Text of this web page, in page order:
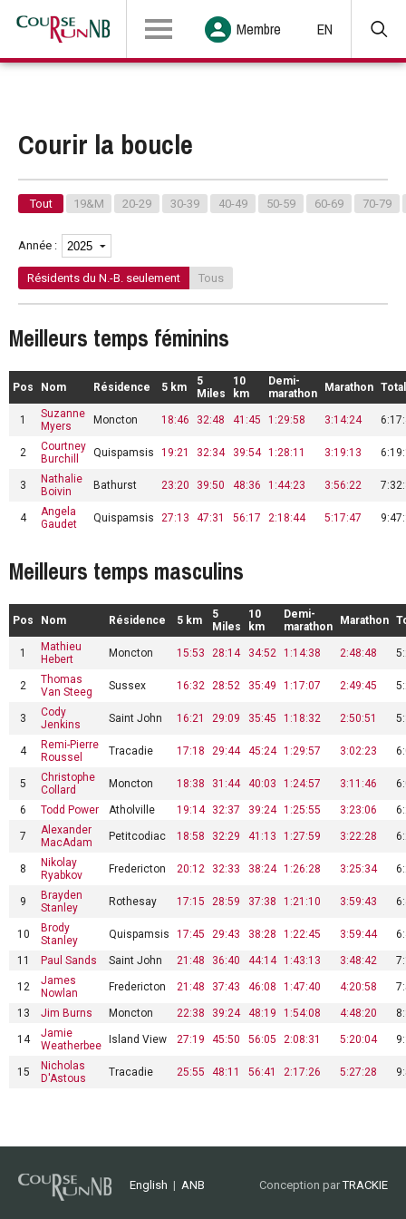
Membre EN
Courir la boucle
Tout 19&M 20-29 30-39 40-49 50-59 60-69 70-79
Année :
Résidents du N.-B. seulement Tous
Meilleurs temps féminins
Pos Nom Résidence 5 km
5
Miles
10
km
Demi-
marathon
Marathon Total
1
Suzanne
Myers
Moncton 18:46 32:48 41:45 1:29:58 3:14:24
2
Courtney
Burchill
Quispamsis 19:21 32:34 39:54 1:28:11 3:19:13
3
Nathalie
Boivin
Bathurst 23:20 39:50 48:36 1:44:23 3:56:22
4
Angela
Gaudet
Quispamsis 27:13 47:31 56:17 2:18:44 5:17:47
Meilleurs temps masculins
Pos Nom Résidence 5 km
5
Miles
10
km
Demi-
marathon
Marathon
1
Mathieu
Hebert
Moncton 15:53 28:14 34:52 1:14:38 2:48:48
2
Thomas
Van Steeg
Sussex 16:32 28:52 35:49 1:17:07 2:49:45
3
Cody
Jenkins
Saint John 16:21 29:09 35:45 1:18:32 2:50:51
4
Remi-Pierre
Roussel
Tracadie 17:18 29:44 45:24 1:29:57 3:02:23
5
Christophe
Collard
Moncton 18:38 31:44 40:03 1:24:57 3:11:46
6 Todd Power Atholville 19:14 32:37 39:24 1:25:55 3:23:06
7
Alexander
MacAdam
Petitcodiac 18:58 32:29 41:13 1:27:59 3:22:28
8
Nikolay
Ryabkov
Fredericton 20:12 32:33 38:24 1:26:28 3:25:34
9
Brayden
Stanley
Rothesay 17:15 28:59 37:38 1:21:10 3:59:43
10
Brody
Stanley
Quispamsis 17:45 29:43 38:28 1:22:45 3:59:44
11 Paul Sands Saint John 21:48 36:40 44:14 1:43:13 3:48:42
12
James
Nowlan
Fredericton 21:48 37:43 46:08 1:47:40 4:20:58
13 Jim Burns Moncton 22:38 39:24 48:19 1:54:08 4:48:20
14
Jamie
Weatherbee Island View 27:19 45:50 56:05 2:08:31 5:20:04
15
Nicholas
D'Astous
Tracadie 25:55 48:11 56:41 2:17:26 5:27:28
English | ANB Conception parTRACKIE